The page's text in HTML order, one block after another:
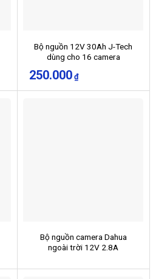
Bộ nguồn 12V 30Ah J-Tech
dùng cho 16 camera
250.000 ₫
Bộ nguồn camera Dahua
ngoài trời 12V 2.8A